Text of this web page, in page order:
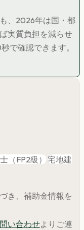
、2026年は国・都
実質負担を減らせ
で確認できます。
（FP2級）宅地建
き、補助金情報を
い合わせよりご連